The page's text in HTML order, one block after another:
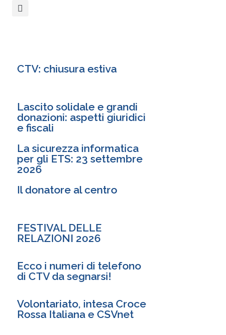
CTV: chiusura estiva
Lascito solidale e grandi
donazioni: aspetti giuridici
e fiscali
La sicurezza informatica
per gli ETS: 23 settembre
2026
Il donatore al centro
FESTIVAL DELLE
RELAZIONI 2026
Ecco i numeri di telefono
di CTV da segnarsi!
Volontariato, intesa Croce
Rossa Italiana e CSVnet